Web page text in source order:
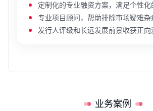
定制化的专业融资方案，满足个性
专业项目顾问，帮助排除市场疑难杂
发行人评级和长远发展前景收获正向
业务案例